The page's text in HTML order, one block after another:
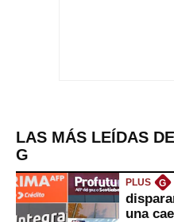
LAS MÁS LEÍDAS
G
PLUS G
una